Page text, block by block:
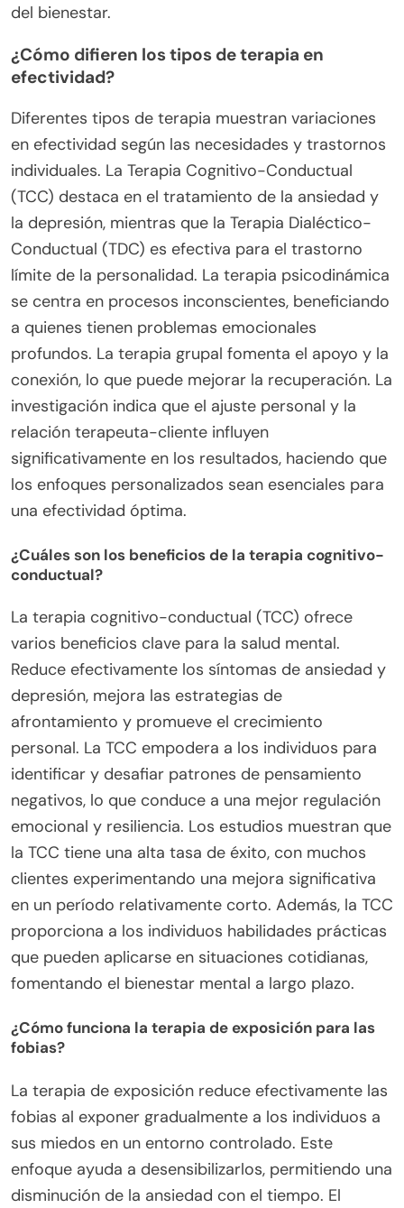
del bienestar.
¿Cómo difieren los tipos de terapia en
efectividad?
Diferentes tipos de terapia muestran variaciones
en efectividad según las necesidades y trastornos
individuales. La Terapia Cognitivo-Conductual
(TCC) destaca en el tratamiento de la ansiedad y
la depresión, mientras que la Terapia Dialéctico-
Conductual (TDC) es efectiva para el trastorno
límite de la personalidad. La terapia psicodinámica
se centra en procesos inconscientes, beneficiando
a quienes tienen problemas emocionales
profundos. La terapia grupal fomenta el apoyo y la
conexión, lo que puede mejorar la recuperación. La
investigación indica que el ajuste personal y la
relación terapeuta-cliente influyen
significativamente en los resultados, haciendo que
los enfoques personalizados sean esenciales para
una efectividad óptima.
¿Cuáles son los beneficios de la terapia cognitivo-
conductual?
La terapia cognitivo-conductual (TCC) ofrece
varios beneficios clave para la salud mental.
Reduce efectivamente los síntomas de ansiedad y
depresión, mejora las estrategias de
afrontamiento y promueve el crecimiento
personal. La TCC empodera a los individuos para
identificar y desafiar patrones de pensamiento
negativos, lo que conduce a una mejor regulación
emocional y resiliencia. Los estudios muestran que
la TCC tiene una alta tasa de éxito, con muchos
clientes experimentando una mejora significativa
en un período relativamente corto. Además, la TCC
proporciona a los individuos habilidades prácticas
que pueden aplicarse en situaciones cotidianas,
fomentando el bienestar mental a largo plazo.
¿Cómo funciona la terapia de exposición para las
fobias?
La terapia de exposición reduce efectivamente las
fobias al exponer gradualmente a los individuos a
sus miedos en un entorno controlado. Este
enfoque ayuda a desensibilizarlos, permitiendo una
disminución de la ansiedad con el tiempo. El